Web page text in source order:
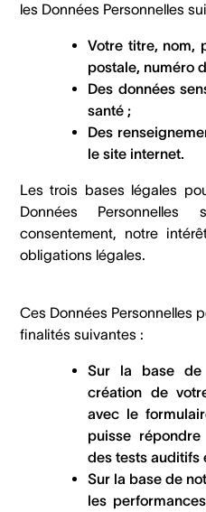
les Données Personnelles
Votre titre, nom,
postale, numéro
Des données
santé ;
Des
le site internet.
Les trois bases légales
Données
consentement, notre
obligations légales.
Ces Données Personnelles
finalités suivantes :
Sur la base de
création de
avec le
puisse
des tests auditifs
Sur la base de
les